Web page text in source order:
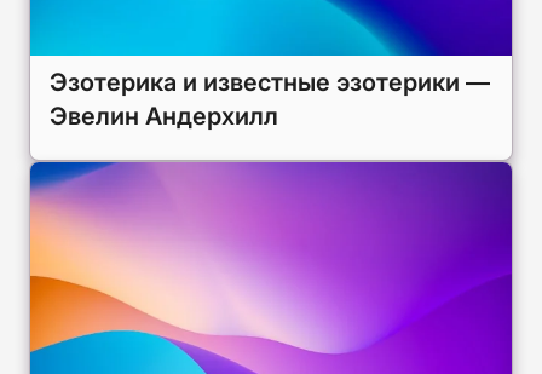
Эзотерика и известные эзотерики —
Эвелин Андерхилл